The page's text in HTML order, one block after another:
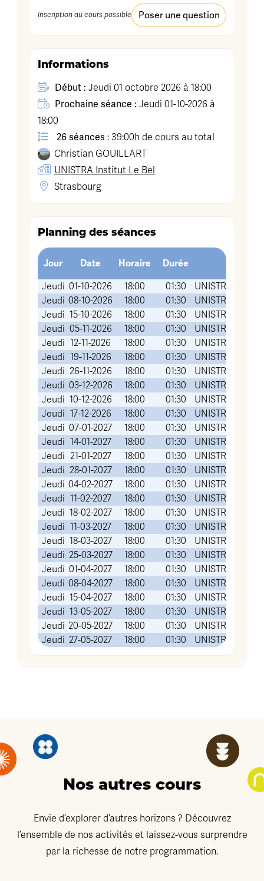
Inscription au cours possible Poser une question
Informations
Début : Jeudi 01 octobre 2026 à 18:00
Prochaine séance : Jeudi 01-10-2026 à
18:00
26 séances : 39:00h de cours au total
Christian GOUILLART
UNISTRA Institut Le Bel
Strasbourg
Planning des séances
Jour Date Horaire
Durée
Jeudi 01-10-2026 18:00 01:30
UNISTRA
Jeudi 08-10-2026 18:00 01:30
UNISTRA
Jeudi 15-10-2026 18:00 01:30
UNISTRA
Jeudi 05-11-2026 18:00 01:30
UNISTRA
Jeudi 12-11-2026 18:00 01:30
UNISTRA
Jeudi 19-11-2026 18:00 01:30
UNISTRA
Jeudi 26-11-2026 18:00 01:30
UNISTRA
Jeudi 03-12-2026 18:00 01:30
UNISTRA
Jeudi 10-12-2026 18:00 01:30
UNISTRA
Jeudi 17-12-2026 18:00 01:30
UNISTRA
Jeudi 07-01-2027 18:00 01:30
UNISTRA
Jeudi 14-01-2027 18:00 01:30
UNISTRA
Jeudi 21-01-2027 18:00 01:30
UNISTRA
Jeudi 28-01-2027 18:00 01:30
UNISTRA
Jeudi 04-02-2027 18:00 01:30
UNISTRA
Jeudi 11-02-2027 18:00 01:30
UNISTRA
Jeudi 18-02-2027 18:00 01:30
UNISTRA
Jeudi 11-03-2027 18:00 01:30
UNISTRA
Jeudi 18-03-2027 18:00 01:30
UNISTRA
Jeudi 25-03-2027 18:00 01:30
UNISTRA
Jeudi 01-04-2027 18:00 01:30
UNISTRA
Jeudi 08-04-2027 18:00 01:30
UNISTRA
Jeudi 15-04-2027 18:00 01:30
UNISTRA
Jeudi 13-05-2027 18:00 01:30
UNISTRA
Jeudi 20-05-2027 18:00 01:30
UNISTRA
Jeudi 27-05-2027 18:00 01:30 UNISTRA
Nos autres cours
Envie d’explorer d’autres horizons ? Découvrez
l’ensemble de nos activités et laissez-vous surprendre
par la richesse de notre programmation.